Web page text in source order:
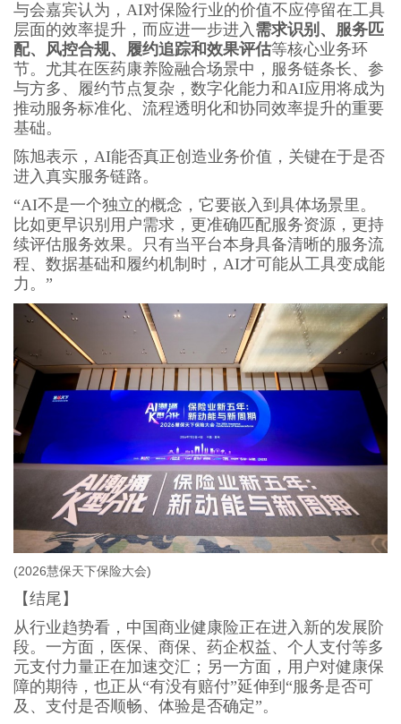
与会嘉宾认为，AI对保险行业的价值不应停留在工具
层面的效率提升，而应进一步进入 需求识别、服务匹
配、风控合规、履约追踪和效果评估等核心业务环
节。尤其在医药康养险融合场景中，服务链条长、参
与方多、履约节点复杂，数字化能力和AI应用将成为
推动服务标准化、流程透明化和协同效率提升的重要
基础。
陈旭表示，AI能否真正创造业务价值，关键在于是否
进入真实服务链路。
“AI不是一个独立的概念，它要嵌入到具体场景里。
比如更早识别用户需求，更准确匹配服务资源，更持
续评估服务效果。只有当平台本身具备清晰的服务流
程、数据基础和履约机制时，AI才可能从工具变成能
力。”
(2026慧保天下保险大会)
【结尾】
从行业趋势看，中国商业健康险正在进入新的发展阶
段。一方面，医保、商保、药企权益、个人支付等多
元支付力量正在加速交汇；另一方面，用户对健康保
障的期待，也正从“有没有赔付”延伸到“服务是否可
及、支付是否顺畅、体验是否确定”。